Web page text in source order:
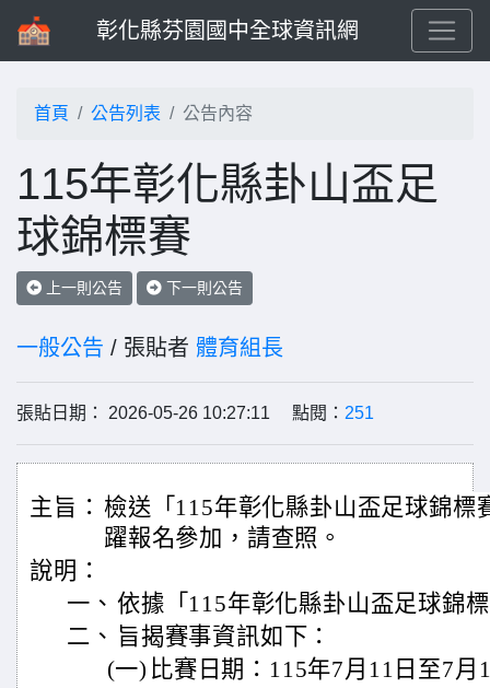
彰化縣芬園國中全球資訊網
首頁 公告列表 公告內容
115年彰化縣卦山盃足
球錦標賽
上一則公告 下一則公告
一般公告 / 張貼者 體育組長
張貼日期： 2026-05-26 10:27:11 點閱： 251
主旨： 檢送「115年彰化縣卦山盃足球錦標
躍報名參加，請查照。
說明：
一、 依據「115年彰化縣卦山盃足球錦
二、 旨揭賽事資訊如下：
(一) 比賽日期：115年7月11日至7月